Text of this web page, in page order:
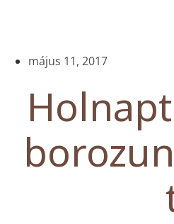
május 11, 2017